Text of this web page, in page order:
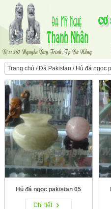
Trang chủ /Đá Pakistan / Hủ đá ngọc
Hủ đá ngọc pakistan 05
Chi tiết